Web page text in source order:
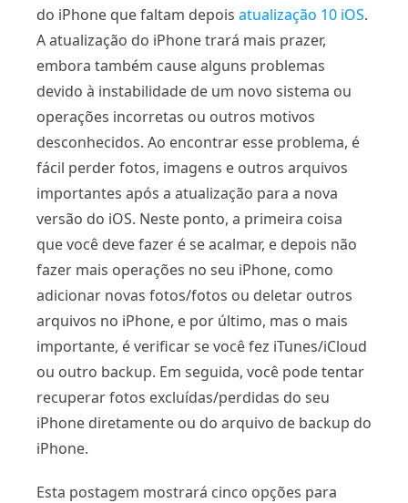
do iPhone que faltam depois atualização 10 iOS.
A atualização do iPhone trará mais prazer,
embora também cause alguns problemas
devido à instabilidade de um novo sistema ou
operações incorretas ou outros motivos
desconhecidos. Ao encontrar esse problema, é
fácil perder fotos, imagens e outros arquivos
importantes após a atualização para a nova
versão do iOS. Neste ponto, a primeira coisa
que você deve fazer é se acalmar, e depois não
fazer mais operações no seu iPhone, como
adicionar novas fotos/fotos ou deletar outros
arquivos no iPhone, e por último, mas o mais
importante, é verificar se você fez iTunes/iCloud
ou outro backup. Em seguida, você pode tentar
recuperar fotos excluídas/perdidas do seu
iPhone diretamente ou do arquivo de backup do
iPhone.
Esta postagem mostrará cinco opções para